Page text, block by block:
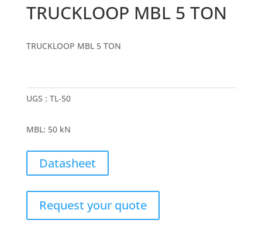
TRUCKLOOP MBL 5 TON
TRUCKLOOP MBL 5 TON
UGS : TL-50
MBL: 50 kN
Datasheet
Request your quote